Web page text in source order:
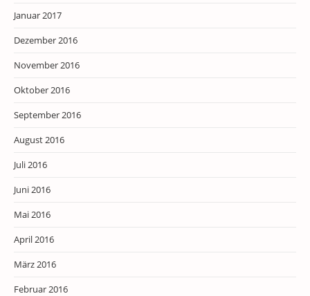
Januar 2017
Dezember 2016
November 2016
Oktober 2016
September 2016
August 2016
Juli 2016
Juni 2016
Mai 2016
April 2016
März 2016
Februar 2016